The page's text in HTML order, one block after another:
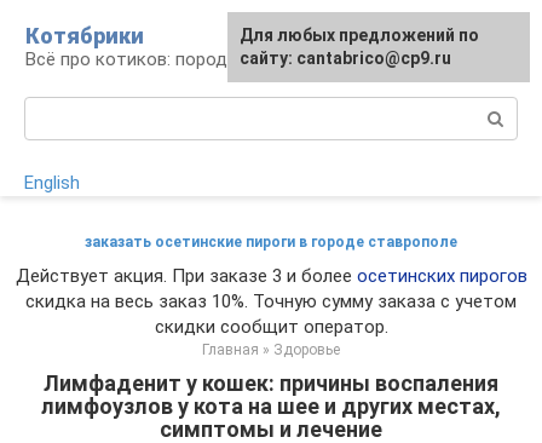
контенту
Котябрики
Всё про котиков: породы, содержание, уход
English
заказать осетинские пироги в городе ставрополе
Действует акция. При заказе 3 и более осетинских пирогов
скидка на весь заказ 10%. Точную сумму заказа с учетом
скидки сообщит оператор.
Главная » Здоровье
Лимфаденит у кошек: причины воспаления
лимфоузлов у кота на шее и других местах,
симптомы и лечение
Для любых предложений по
сайту: cantabrico@cp9.ru